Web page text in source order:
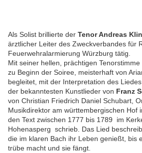
Als Solist brillierte der Tenor Andreas
ärztlicher Leiter des Zweckverbandes für
Feuerwehralarmierung Würzburg tätig.
Mit seiner hellen, prächtigen
zu Beginn der Soiree, meisterhaft von
begleitet, mit der Interpretation des Liedes
der bekanntesten Kunstlieder von Franz
von Christian Friedrich Daniel Schubart,
Musikdirektor am württembergischen Hof
den Text zwischen 1777 bis 1789 im
Hohenasperg schrieb. Das Lied
die im klaren Bach ihr Leben genießt, bis
trübe macht und sie fängt.